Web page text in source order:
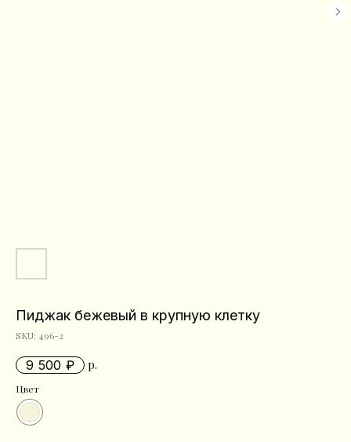
Пиджак бежевый в крупную клетку
SKU: 496-2
9 500 р.
Цвет